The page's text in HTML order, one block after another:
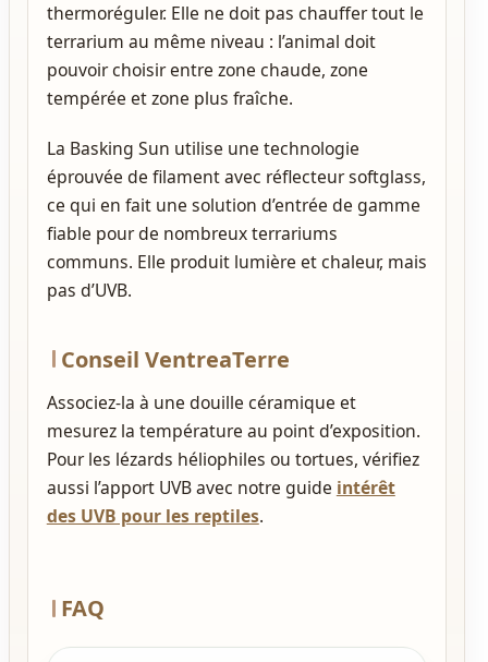
thermoréguler. Elle ne doit pas chauffer tout le
terrarium au même niveau : l’animal doit
pouvoir choisir entre zone chaude, zone
tempérée et zone plus fraîche.
La Basking Sun utilise une technologie
éprouvée de filament avec réflecteur softglass,
ce qui en fait une solution d’entrée de gamme
fiable pour de nombreux terrariums
communs. Elle produit lumière et chaleur, mais
pas d’UVB.
Conseil VentreaTerre
Associez-la à une douille céramique et
mesurez la température au point d’exposition.
Pour les lézards héliophiles ou tortues, vérifiez
aussi l’apport UVB avec notre guide intérêt
des UVB pour les reptiles.
FAQ